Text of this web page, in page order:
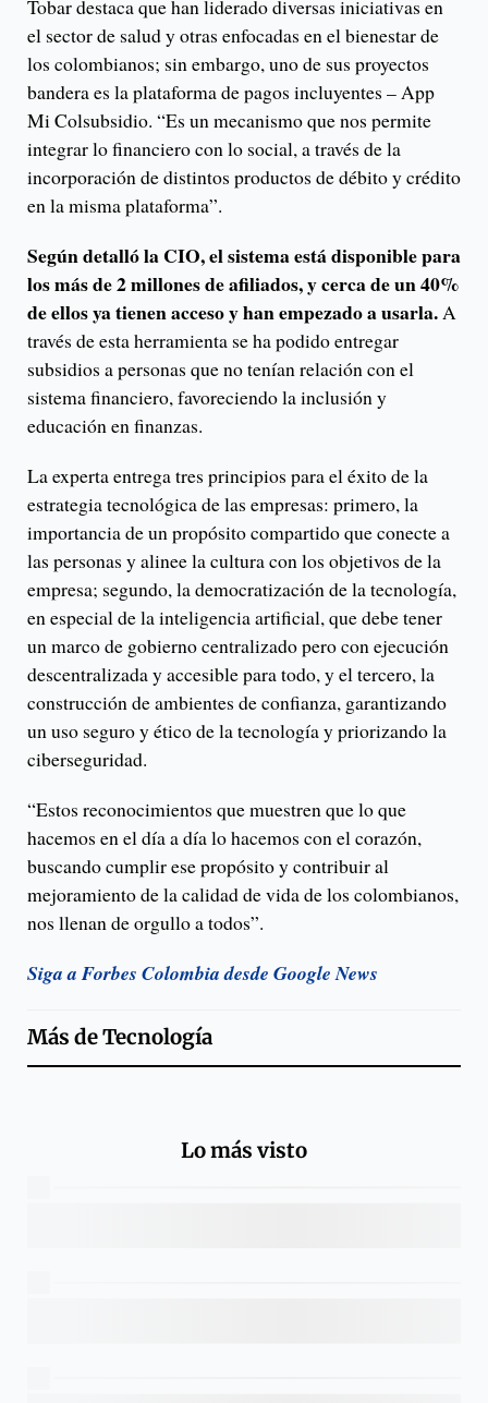
Tobar destaca que han liderado diversas iniciativas en
el sector de salud y otras enfocadas en el bienestar de
los colombianos; sin embargo, uno de sus proyectos
bandera es la plataforma de pagos incluyentes – App
Mi Colsubsidio. “Es un mecanismo que nos permite
integrar lo financiero con lo social, a través de la
incorporación de distintos productos de débito y crédito
en la misma plataforma”.
Según detalló la CIO, el sistema está disponible para
los más de 2 millones de afiliados, y cerca de un 40%
de ellos ya tienen acceso y han empezado a usarla.A
través de esta herramienta se ha podido entregar
subsidios a personas que no tenían relación con el
sistema financiero, favoreciendo la inclusión y
educación en finanzas.
La experta entrega tres principios para el éxito de la
estrategia tecnológica de las empresas: primero, la
importancia de un propósito compartido que conecte a
las personas y alinee la cultura con los objetivos de la
empresa; segundo, la democratización de la tecnología,
en especial de la inteligencia artificial, que debe tener
un marco de gobierno centralizado pero con ejecución
descentralizada y accesible para todo, y el tercero, la
construcción de ambientes de confianza, garantizando
un uso seguro y ético de la tecnología y priorizando la
ciberseguridad.
“Estos reconocimientos que muestren que lo que
hacemos en el día a día lo hacemos con el corazón,
buscando cumplir ese propósito y contribuir al
mejoramiento de la calidad de vida de los colombianos,
nos llenan de orgullo a todos”.
Siga a Forbes Colombia desde Google News
Más deTecnología
Lo más visto